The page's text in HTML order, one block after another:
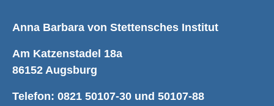
Anna Barbara von Stettensches Institut
Am Katzenstadel 18a
86152 Augsburg
Telefon: 0821 50107-30 und 50107-88